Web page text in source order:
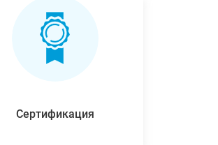
Сертификация